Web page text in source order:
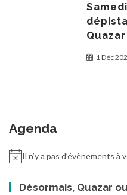
1 Déc
Agenda
Il n’y a pas d’évènements à
Désormais, Quazar